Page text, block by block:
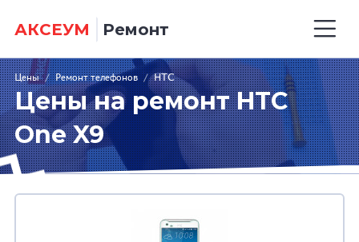
АКСЕУМ Ремонт
Цены / Ремонт телефонов / HTC
Цены на ремонт HTC
One X9